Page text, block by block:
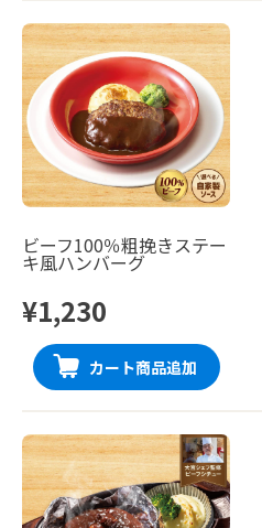
ビーフ100％粗挽きステー
キ風ハンバーグ
¥1,230
カート商品追加